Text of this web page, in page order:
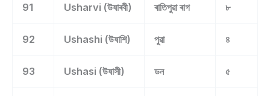
91 Usharvi (উষাৰবী) ৰাতিপুৱা ৰাগ ৮
92 Ushashi (উষাশি) পুৱা ৪
93 Ushasi (উষাসী) ডন ৫